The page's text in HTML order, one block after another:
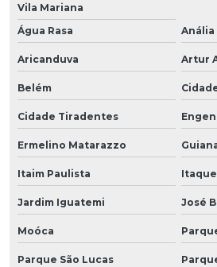
Vila Mariana
Água Rasa
Anália
Aricanduva Artur
Belém
Cidade Tiradentes
Ermelino Matarazzo
Itaim Paulista
Jardim Iguatemi José
Moóca
Parque São Lucas